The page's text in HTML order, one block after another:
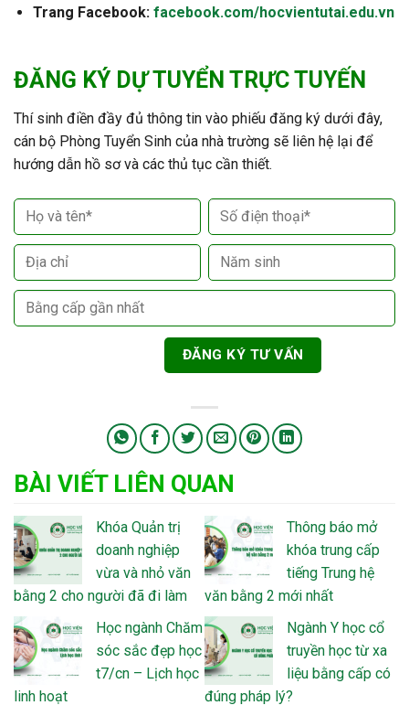
Trang Facebook: facebook.com/hocvientutai.edu.vn
ĐĂNG KÝ DỰ TUYỂN TRỰC TUYẾN
Thí sinh điền đầy đủ thông tin vào phiếu đăng ký dưới đây,
cán bộ Phòng Tuyển Sinh của nhà trường sẽ liên hệ lại để
hướng dẫn hồ sơ và các thủ tục cần thiết.
BÀI VIẾT LIÊN QUAN
Khóa Quản trị
doanh nghiệp
vừa và nhỏ văn
bằng 2 cho người đã đi làm
Thông báo mở
khóa trung cấp
tiếng Trung hệ
văn bằng 2 mới nhất
Học ngành Chăm
sóc sắc đẹp học
t7/cn – Lịch học
linh hoạt
Ngành Y học cổ
truyền học từ xa
liệu bằng cấp có
đúng pháp lý?